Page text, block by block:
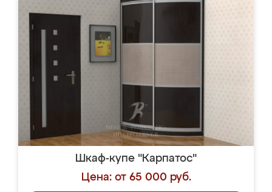
Шкаф-купе "Карпатос"
Цена: от 65 000 руб.